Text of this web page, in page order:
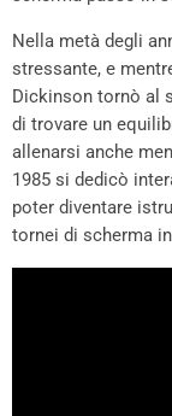
Nella metà degli
stressante, e
Dickinson tornò al
di trovare un
allenarsi anche
1985 si dedicò
poter diventare
tornei di scherma